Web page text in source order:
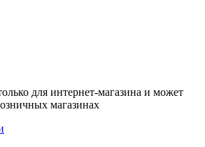
для интернет-магазина и может
магазинах